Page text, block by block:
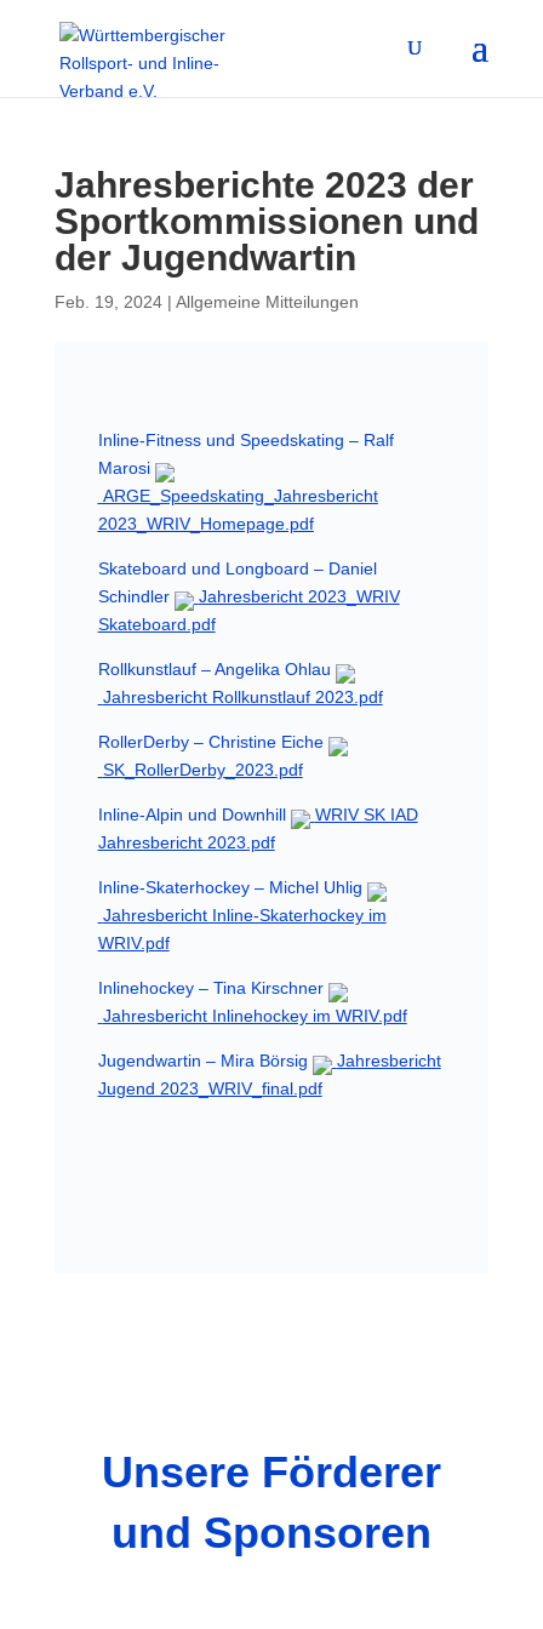
Jahresberichte 2023 der
Sportkommissionen und
der Jugendwartin
Feb. 19, 2024| Allgemeine Mitteilungen
Inline-Fitness und Speedskating – Ralf
Marosi
ARGE_Speedskating_Jahresbericht
2023_WRIV_Homepage.pdf
Skateboard und Longboard – Daniel
Schindler
Jahresbericht 2023_WRIV
Skateboard.pdf
Rollkunstlauf – Angelika Ohlau
Jahresbericht Rollkunstlauf 2023.pdf
RollerDerby – Christine Eiche
SK_RollerDerby_2023.pdf
Inline-Alpin und Downhill
WRIV SK IAD
Jahresbericht 2023.pdf
Inline-Skaterhockey – Michel Uhlig
Jahresbericht Inline-Skaterhockey im
WRIV.pdf
Inlinehockey – Tina Kirschner
Jahresbericht Inlinehockey im WRIV.pdf
Jugendwartin – Mira Börsig
Jahresbericht
Jugend 2023_WRIV_final.pdf
Unsere Förderer
und Sponsoren